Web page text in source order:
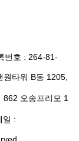
번호 : 264-81-
타워 B동 1205,
오송프리모 1
일 :